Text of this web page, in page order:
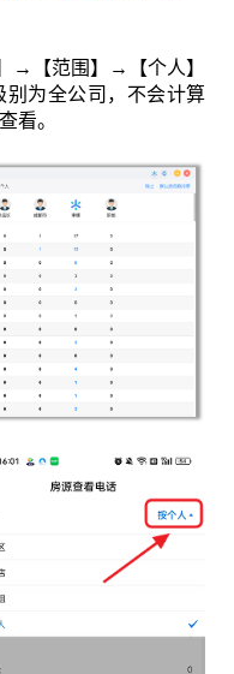
→【范围】→【个人】
别为全公司，不会计算
看。